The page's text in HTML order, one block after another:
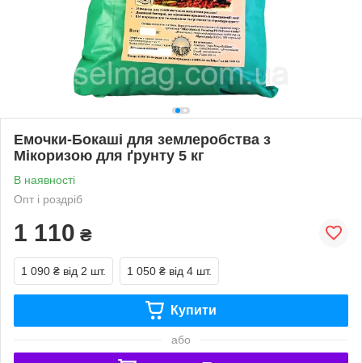
Емочки-Бокаші для землеробства з
Мікоризою для ґрунту 5 кг
В наявності
Опт і роздріб
1 110 ₴
1 090 ₴ від 2 шт. 1 050 ₴ від 4 шт.
Купити
або